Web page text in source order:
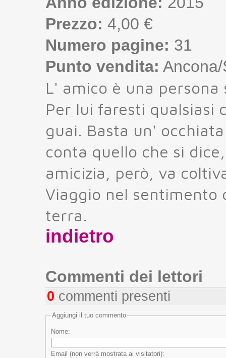
Prezzo: 4,00 €
Numero pagine: 31
Punto vendita:
L' amico è una
Per lui faresti
guai. Basta un'
conta quello che si
amicizia, però, va
Viaggio nel
terra.
indietro
Commenti dei lettori
0 commenti presenti
Aggiungi il tuo commento
Nome:
Email (non verrà mostrata ai visitatori):